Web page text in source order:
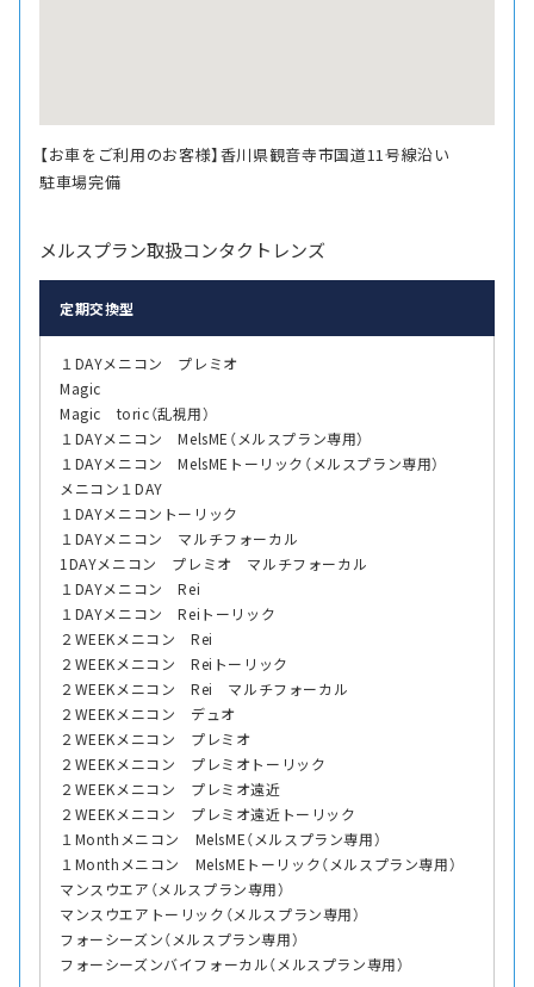
【お車をご利用のお客様】香川県観音寺市国道11号線沿い
駐車場完備
メルスプラン取扱コンタクトレンズ
定期交換型
１DAYメニコン プレミオ
Magic
Magic toric（乱視用）
１DAYメニコン MelsME（メルスプラン専用）
１DAYメニコン MelsMEトーリック（メルスプラン専用）
メニコン１DAY
１DAYメニコントーリック
１DAYメニコン マルチフォーカル
1DAYメニコン プレミオ マルチフォーカル
１DAYメニコン Rei
１DAYメニコン Reiトーリック
２WEEKメニコン Rei
２WEEKメニコン Reiトーリック
２WEEKメニコン Rei マルチフォーカル
２WEEKメニコン デュオ
２WEEKメニコン プレミオ
２WEEKメニコン プレミオトーリック
２WEEKメニコン プレミオ遠近
２WEEKメニコン プレミオ遠近トーリック
１Monthメニコン MelsME（メルスプラン専用）
１Monthメニコン MelsMEトーリック（メルスプラン専用）
マンスウエア（メルスプラン専用）
マンスウエアトーリック（メルスプラン専用）
フォーシーズン（メルスプラン専用）
フォーシーズンバイフォーカル（メルスプラン専用）